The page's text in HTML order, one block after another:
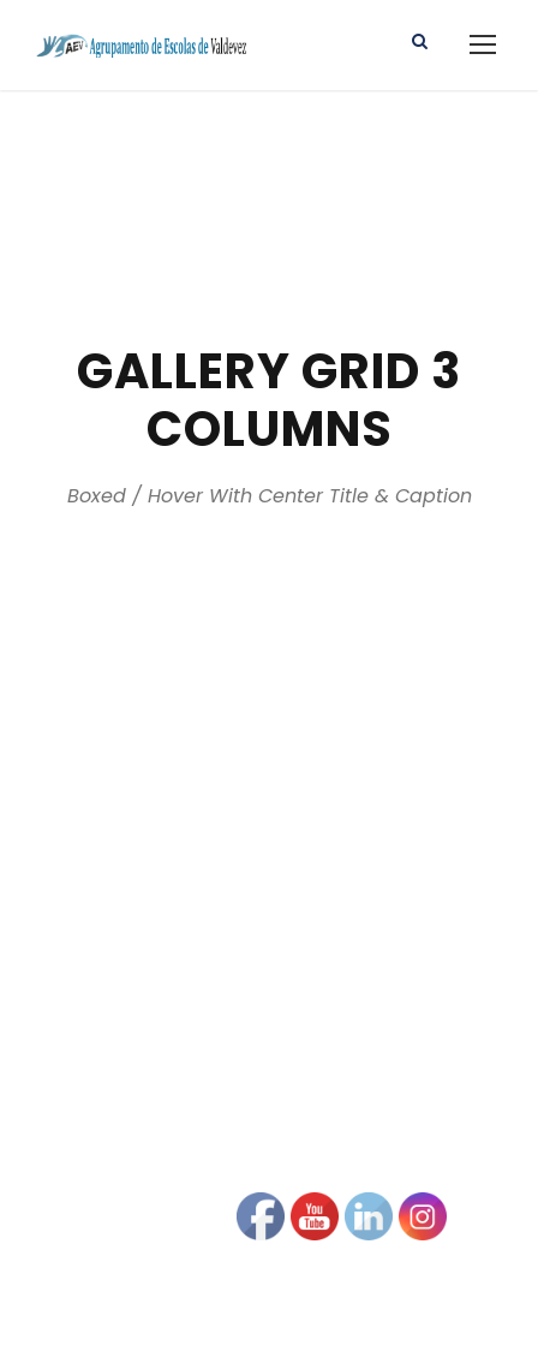
GALLERY GRID 3
COLUMNS
Boxed / Hover With Center Title & Caption